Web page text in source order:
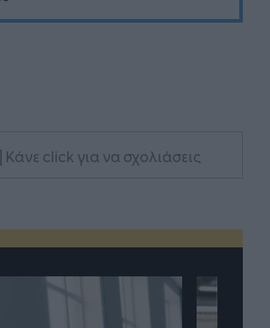
| Κάνε click για να σχολιάσεις